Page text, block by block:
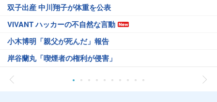
双子出産 中川翔子が体重を公表
VIVANT ハッカーの不自然な言動
小木博明「親父が死んだ」報告
岸谷蘭丸「喫煙者の権利が侵害」